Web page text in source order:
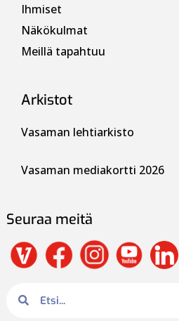
Ihmiset
Näkökulmat
Meillä tapahtuu
Arkistot
Vasaman lehtiarkisto
Vasaman mediakortti 2026
Seuraa meitä